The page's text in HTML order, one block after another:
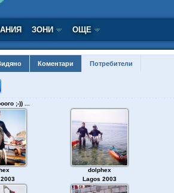
ЗОНИ ОЩЕ
Коментари Потребители
;-)) ...
dolphex
Lagos 2003